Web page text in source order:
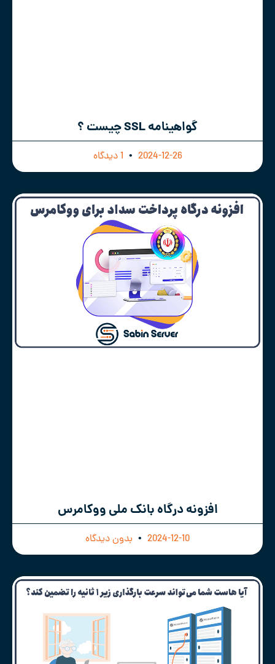
گواهینامه SSL چیست ؟
2024-12-26
افزونه درگاه بانک ملی ووکامرس
2024-12-10 بدون دیدگاه